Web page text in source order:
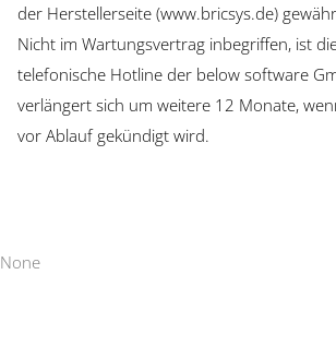
der Herstellerseite (www.bricsys.de)
Nicht im Wartungsvertrag inbegriffen, ist
telefonische Hotline der below software
verlängert sich um weitere 12 Monate,
vor Ablauf gekündigt wird.
None